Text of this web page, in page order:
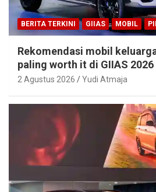
BERITA TERKINI GIIAS MOBIL
Rekomendasi mobil
paling worth it di GIIAS 2026
2 Agustus 2026 Yudi Atmaja